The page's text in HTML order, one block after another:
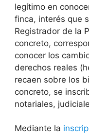
legítimo en
finca, interés que
Registrador de la
concreto,
conocer los
derechos reales
recaen sobre los
concreto, se
notariales,
Mediante la